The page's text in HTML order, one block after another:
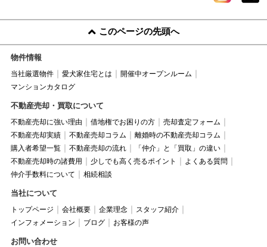
このページの先頭へ
物件情報
当社厳選物件 愛犬家住宅とは
開催中オープンルーム
マンションカタログ
不動産売却・買取について
不動産売却に強い理由 借地権でお困りの方
売却査定フォーム
不動産売却実績
不動産売却コラム
離婚時の不動産売却コラム
購入者希望一覧
不動産売却の流れ
「仲介」と「買取」の違い
不動産売却時の諸費用
少しでも高く売るポイント
よくある質問
仲介手数料について
相続相談
当社について
トップページ 会社概要 企業理念
スタッフ紹介
インフォメーション
ブログ お客様の声
お問い合わせ